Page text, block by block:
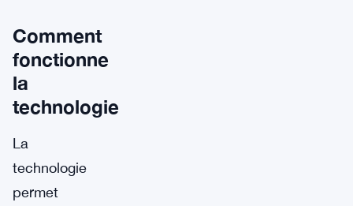
Comment
fonctionne
la
technologie
La
technologie
permet